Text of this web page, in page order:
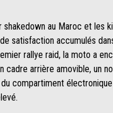
shakedown au Maroc et les
satisfaction accumulés
rallye raid, la moto a
cadre arrière amovible, un
compartiment